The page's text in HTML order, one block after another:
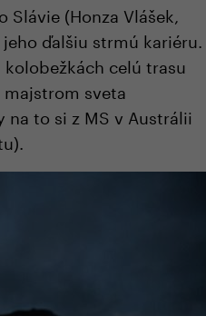
(Honza Vlášek,
ďalšiu strmú kariéru.
celú trasu
sveta
na to si z MS v Austrálii